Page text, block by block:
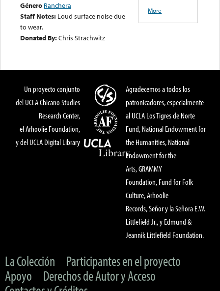
Género Ranchera
Staff Notes: Loud surface noise due
to wear.
Donated By:Chris Strachwitz
More
Un proyecto conjunto
del UCLA Chicano Studies
Research Center,
el Arhoolie Foundation,
y del UCLA Digital Library
Agradecemos a todos los
patronicadores, especialmente
al UCLA Los Tigres de Norte
Fund, National Endowment for
the Humanities, National
Endowment for the
Arts, GRAMMY
Foundation, Fund for Folk
Culture, Arhoolie
Records, Señor y la Señora E.W.
Littlefield Jr., y Edmund &
Jeannik Littlefield Foundation.
La Colección
Participantes en el proyecto
Apoyo
Derechos de Autor y Acceso